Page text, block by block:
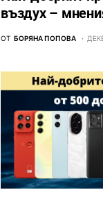
въздух –
ОТ БОРЯНА ПОПОВА